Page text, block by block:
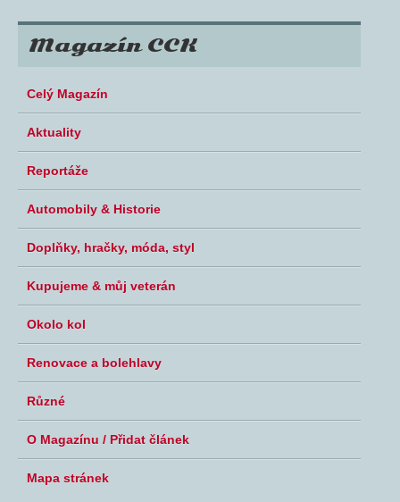
Magazín CCK
Celý Magazín
Aktuality
Reportáže
Automobily & Historie
Doplňky, hračky, móda, styl
Kupujeme & můj veterán
Okolo kol
Renovace a bolehlavy
Různé
O Magazínu / Přidat článek
Mapa stránek